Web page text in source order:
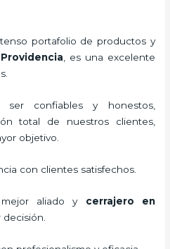
portafolio de productos y
, es una excelente
ser confiables y honestos,
total de nuestros clientes,
objetivo.
con clientes satisfechos.
aliado y cerrajero en